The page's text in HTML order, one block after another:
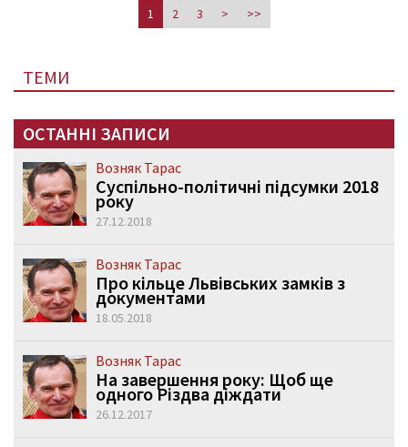
1 2 3 > >>
ТЕМИ
ОСТАННІ ЗАПИСИ
Возняк Тарас
Суспільно-політичні підсумки 2018
року
27.12.2018
Возняк Тарас
Про кільце Львівських замків з
документами
18.05.2018
Возняк Тарас
На завершення року: Щоб ще
одного Різдва діждати
26.12.2017